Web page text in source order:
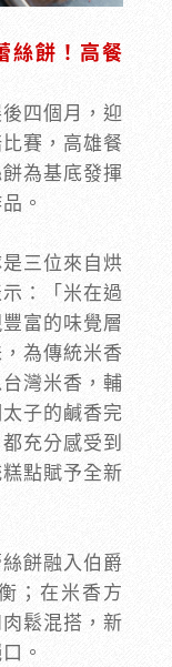
絲餅！高餐
四個月，迎
賽，高雄餐
為基底發揮
。
三位來自烘
：「米在過
富的味覺層
為傳統米香
灣米香，輔
子的鹹香完
充分感受到
點賦予全新
餅融入伯爵
；在米香方
鬆混搭，新
。